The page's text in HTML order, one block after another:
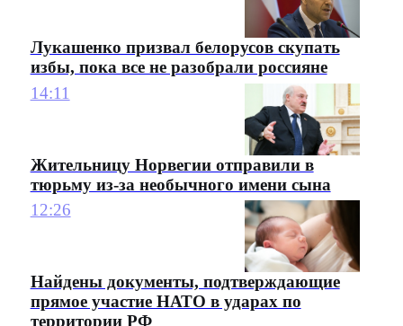
Лукашенко призвал белорусов скупать
избы, пока все не разобрали россияне
14:11
Жительницу Норвегии отправили в
тюрьму из-за необычного имени сына
12:26
Найдены документы, подтверждающие
прямое участие НАТО в ударах по
территории РФ